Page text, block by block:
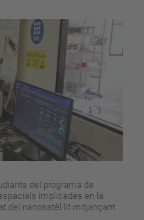
del programa de
implicades en la
del nanosatèl·lit mitjançant